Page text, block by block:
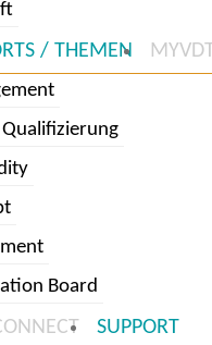
/ THEMEN
Board
MYVDT
SUPPORT